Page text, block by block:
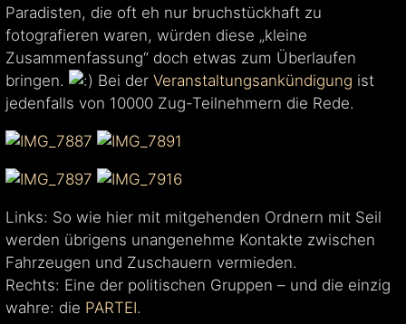
Paradisten, die oft eh nur bruchstückhaft zu
fotografieren waren, würden diese „kleine
Zusammenfassung“ doch etwas zum Überlaufen
bringen.
Bei der Veranstaltungsankündigung ist
jedenfalls von 10000 Zug-Teilnehmern die Rede.
Links: So wie hier mit mitgehenden Ordnern mit Seil
werden übrigens unangenehme Kontakte zwischen
Fahrzeugen und Zuschauern vermieden.
Rechts: Eine der politischen Gruppen – und die einzig
wahre: die PARTEI.